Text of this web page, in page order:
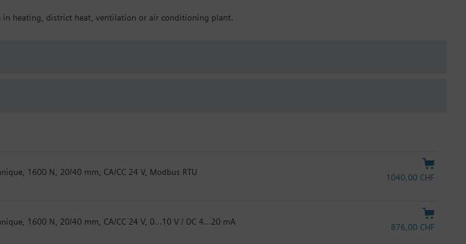
in heating, district heat, ventilation or air conditioning plant.
1600 N, 20/40 mm, CA/CC 24 V, Modbus RTU
1040,00 CHF
1600 N, 20/40 mm, CA/CC 24 V, 0...10 V / DC 4…20 mA
876,00 CHF